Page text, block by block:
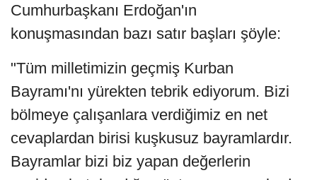
Cumhurbaşkanı Erdoğan'ın
konuşmasından bazı satır başları şöyle:
"Tüm milletimizin geçmiş Kurban
Bayramı'nı yürekten tebrik ediyorum. Bizi
bölmeye çalışanlara verdiğimiz en net
cevaplardan birisi kuşkusuz bayramlardır.
Bayramlar bizi biz yapan değerlerin